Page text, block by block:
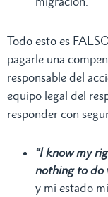
Todo esto es
pagarle una
responsable del
equipo legal del
responder con
“I know my
nothing to do
y mi estado